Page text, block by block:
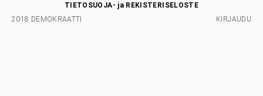
2018 DEMOKRAATTI
TIETOSUOJA- ja REKISTERISELOSTE
KIRJAUDU